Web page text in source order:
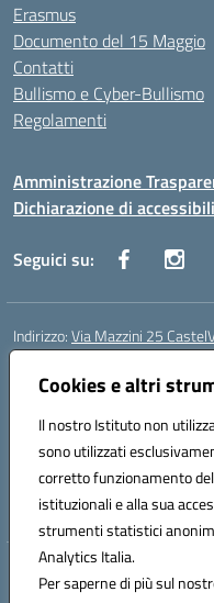
Cookies e altri
Il nostro Istituto non
sono utilizzati
corretto funzionamento
istituzionali e alla sua
strumenti statistici
Analytics Italia.
Per saperne di più sul
Erasmus
Documento del 15 Maggio
Contatti
Bullismo e Cyber-Bullismo
Regolamenti
Amministrazione
Dichiarazione di
Seguici su:
Indirizzo:Via Mazzini 25
Centralino:
Posta elettronica certificata
Codice fiscale: 93063510619
Codice meccanografico:
Codice Indice delle Pubbliche
Codice unico di fatturazione
Hosting &